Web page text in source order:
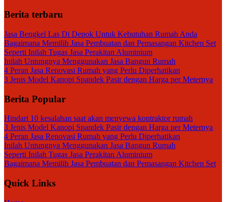
Berita terbaru
Jasa Bengkel Las Di Depok Untuk Kebutuhan Rumah Anda
Bagaimana Memilih Jasa Pembuatan dan Pemasangan Kitchen Set
Seperti Inilah Tugas Jasa Perakitan Aluminium
Inilah Untungnya Menggunakan Jasa Bangun Rumah
4 Peran Jasa Renovasi Rumah yang Perlu Diperhatikan
3 Jenis Model Kanopi Spandek Pasir dengan Harga per Meternya
Berita Popular
Hindari 10 kesalahan saat akan menyewa kontraktor rumah
3 Jenis Model Kanopi Spandek Pasir dengan Harga per Meternya
4 Peran Jasa Renovasi Rumah yang Perlu Diperhatikan
Inilah Untungnya Menggunakan Jasa Bangun Rumah
Seperti Inilah Tugas Jasa Perakitan Aluminium
Bagaimana Memilih Jasa Pembuatan dan Pemasangan Kitchen Set
Quick Links